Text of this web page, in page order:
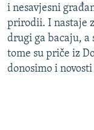
i nesavjesni
prirodii. I nastaje
drugi ga bacaju, a
tome su priče iz
donosimo i